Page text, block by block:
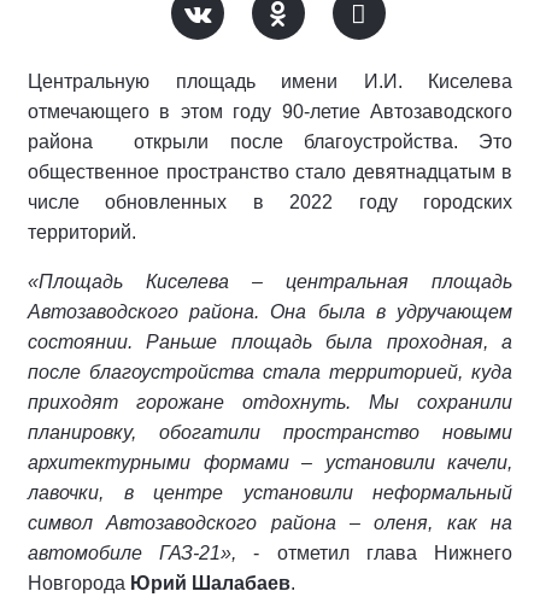
Центральную площадь имени И.И. Киселева
отмечающего в этом году 90-летие Автозаводского
района
открыли после благоустройства. Это
общественное пространство стало девятнадцатым в
числе обновленных в 2022 году городских
территорий.
«Площадь Киселева – центральная площадь
Автозаводского района. Она была в удручающем
состоянии. Раньше площадь была проходная, а
после благоустройства стала территорией, куда
приходят горожане отдохнуть. Мы сохранили
планировку, обогатили пространство новыми
архитектурными формами – установили качели,
лавочки, в центре установили неформальный
символ Автозаводского района – оленя, как на
автомобиле ГАЗ-21», - отметил глава Нижнего
Новгорода Юрий Шалабаев.